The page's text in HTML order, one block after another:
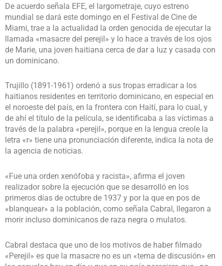
De acuerdo señala EFE, el largometraje, cuyo estreno
mundial se dará este domingo en el Festival de Cine de
Miami, trae a la actualidad la orden genocida de ejecutar la
llamada «masacre del perejil» y lo hace a través de los ojos
de Marie, una joven haitiana cerca de dar a luz y casada con
un dominicano.
Trujillo (1891-1961) ordenó a sus tropas erradicar a los
haitianos residentes en territorio dominicano, en especial en
el noroeste del país, en la frontera con Haití, para lo cual, y
de ahí el título de la película, se identificaba a las víctimas a
través de la palabra «perejil», porque en la lengua creole la
letra «r» tiene una pronunciación diferente, indica la nota de
la agencia de noticias.
«Fue una orden xenófoba y racista», afirma el joven
realizador sobre la ejecución que se desarrolló en los
primeros días de octubre de 1937 y por la que en pos de
«blanquear» a la población, como señala Cabral, llegaron a
morir incluso dominicanos de raza negra o mulatos.
Cabral destaca que uno de los motivos de haber filmado
«Perejil» es que la masacre no es un «tema de discusión» en